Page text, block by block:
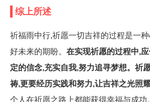
综上所述
祈福雨中行,祈愿一切吉祥的过程是一
好未来的期盼。 在实现祈愿的过程中,
定的信念,充实自我,努力追寻梦想。祈
祷,更要经历实践和努力,让吉祥之光照
个人在祈愿之路上都能获得幸福与成功